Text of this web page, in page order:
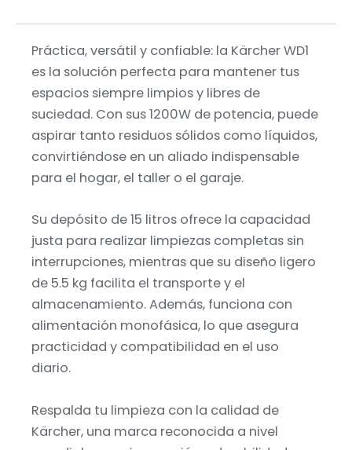
Práctica, versátil y confiable: la Kärcher WD1
es la solución perfecta para mantener tus
espacios siempre limpios y libres de
suciedad. Con sus 1200W de potencia, puede
aspirar tanto residuos sólidos como líquidos,
convirtiéndose en un aliado indispensable
para el hogar, el taller o el garaje.
Su depósito de 15 litros ofrece la capacidad
justa para realizar limpiezas completas sin
interrupciones, mientras que su diseño ligero
de 5.5 kg facilita el transporte y el
almacenamiento. Además, funciona con
alimentación monofásica, lo que asegura
practicidad y compatibilidad en el uso
diario.
Respalda tu limpieza con la calidad de
Kärcher, una marca reconocida a nivel